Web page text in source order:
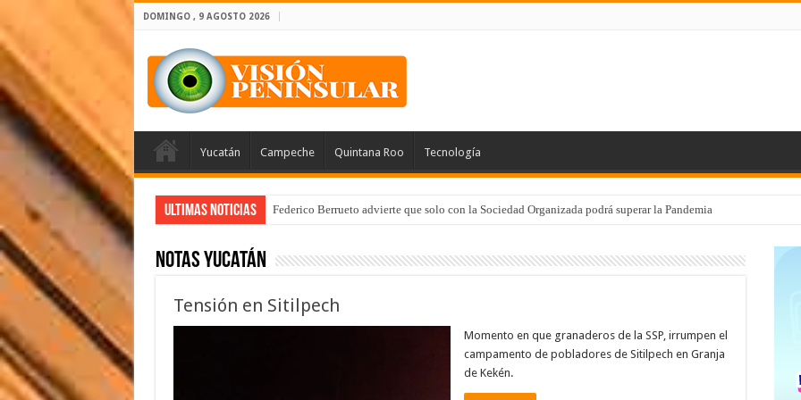
DOMINGO , 9 AGOSTO 2026
Yucatán Campeche Quintana Roo Tecnología
Ultimas Noticias Arrancan la tercera etapa de Médico 24/7
Notas Yucatán
Tensión en Sitilpech
Momento en que granaderos de la SSP, irrumpen el
campamento de pobladores de Sitilpech en Granja
de Kekén.